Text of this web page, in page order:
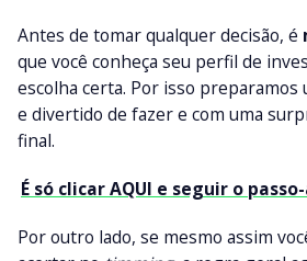
Antes de tomar qualquer decisão, é
que você conheça seu perfil de
escolha certa. Por isso
e divertido de fazer e com uma
final.
É só clicar AQUI e seguir o
Por outro lado, se mesmo assim